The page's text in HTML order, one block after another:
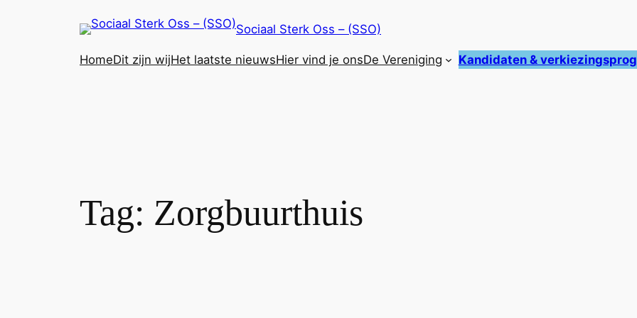
Sociaal Sterk Oss – (SSO)
HomeDit zijn wijHet laatste nieuwsHier vind je onsDe Vereniging Kandidaten &
Tag: Zorgbuurthuis